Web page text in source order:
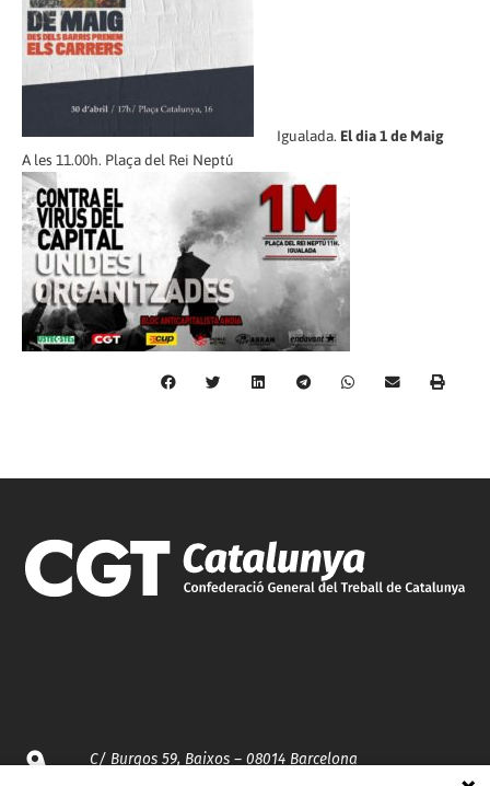
Igualada. El dia 1 de Maig
A les 11.00h. Plaça del Rei Neptú
C/ Burgos 59, Baixos – 08014 Barcelona